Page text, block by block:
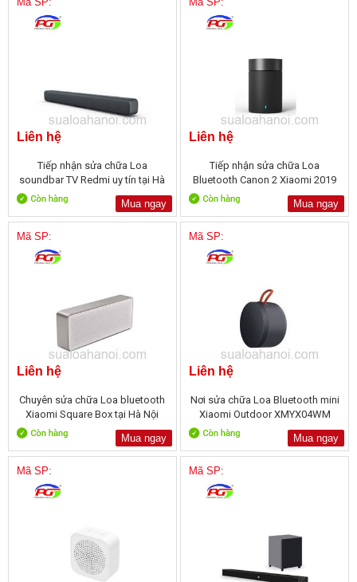
Liên hệ
Tiếp nhận sửa chữa Loa
soundbar TV Redmi uy tín tại Hà
Mua ngay
Liên hệ
Tiếp nhận sửa chữa Loa
Bluetooth Canon 2 Xiaomi 2019
Mua ngay
Mã SP:
Liên hệ
Chuyên sửa chữa Loa bluetooth
Xiaomi Square Box tại Hà Nội
Mua ngay
Mã SP:
Liên hệ
Nơi sửa chữa Loa Bluetooth mini
Xiaomi Outdoor XMYX04WM
Mua ngay
Mã SP: Mã SP: